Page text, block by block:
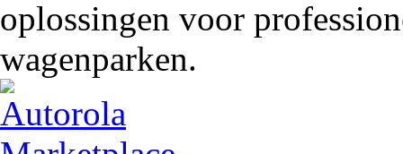
oplossingen voor
wagenparken.